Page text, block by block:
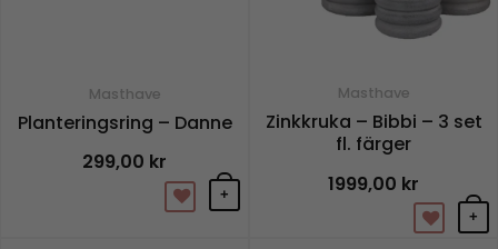
kan
Masthave
Planteringsring – Danne
299,00 kr
+
Masthave
Zinkkruka – Bibbi – 3 set
fl. färger
1999,00 kr
+